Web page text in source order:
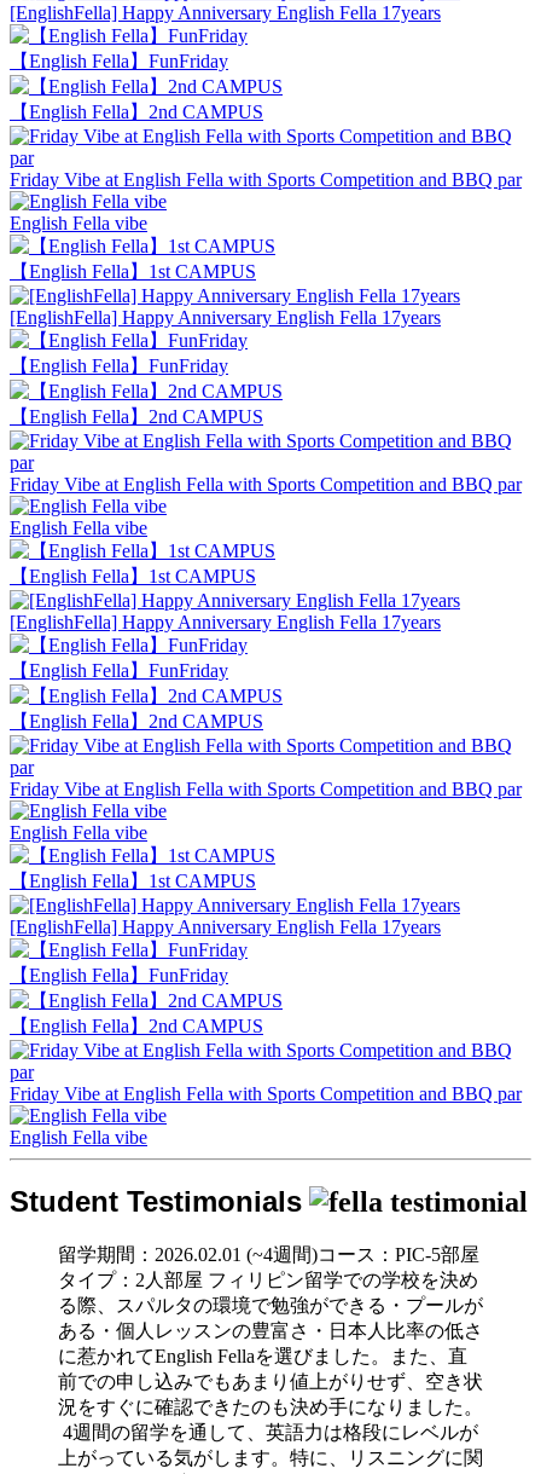
[EnglishFella] Happy Anniversary English Fella 17years
【English Fella】FunFriday
【English Fella】2nd CAMPUS
Friday Vibe at English Fella with Sports Competition and BBQ par
English Fella vibe
【English Fella】1st CAMPUS
[EnglishFella] Happy Anniversary English Fella 17years
【English Fella】FunFriday
【English Fella】2nd CAMPUS
Friday Vibe at English Fella with Sports Competition and BBQ par
English Fella vibe
【English Fella】1st CAMPUS
[EnglishFella] Happy Anniversary English Fella 17years
【English Fella】FunFriday
【English Fella】2nd CAMPUS
Friday Vibe at English Fella with Sports Competition and BBQ par
English Fella vibe
【English Fella】1st CAMPUS
[EnglishFella] Happy Anniversary English Fella 17years
【English Fella】FunFriday
【English Fella】2nd CAMPUS
Friday Vibe at English Fella with Sports Competition and BBQ par
English Fella vibe
Student Testimonials
留学期間：2026.02.01 (~4週間)コース：PIC-5部屋
タイプ：2人部屋 フィリピン留学での学校を決め
る際、スパルタの環境で勉強ができる・プールが
ある・個人レッスンの豊富さ・日本人比率の低さ
に惹かれてEnglish Fellaを選びました。また、直
前での申し込みでもあまり値上がりせず、空き状
況をすぐに確認できたのも決め手になりました。
4週間の留学を通して、英語力は格段にレベルが
上がっている気がします。特に、リスニングに関